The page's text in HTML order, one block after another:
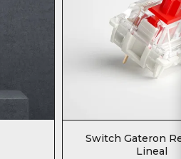
Switch Gateron
Lineal